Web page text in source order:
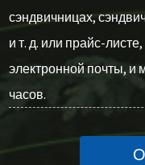
сэндвичницах,
и т. д. или прайс-
электронной почты, и
часов.